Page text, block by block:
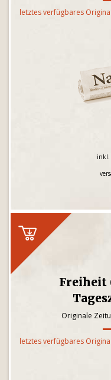
letztes verfügbares
inkl.
Freiheit
Originale
letztes verfügbares